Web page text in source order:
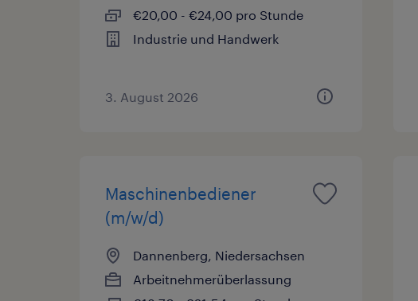
€20,00 - €24,00 pro Stunde
Industrie und Handwerk
3. August 2026
Maschinenbediener
(m/w/d)
Dannenberg, Niedersachsen
Arbeitnehmerüberlassung